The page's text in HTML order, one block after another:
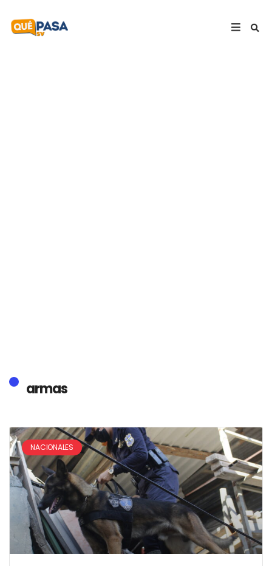
armas
NACIONALES